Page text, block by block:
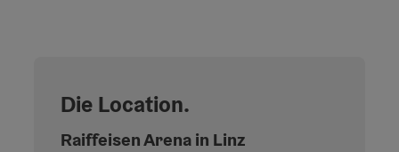
Die Location.
Raiffeisen Arena in Linz